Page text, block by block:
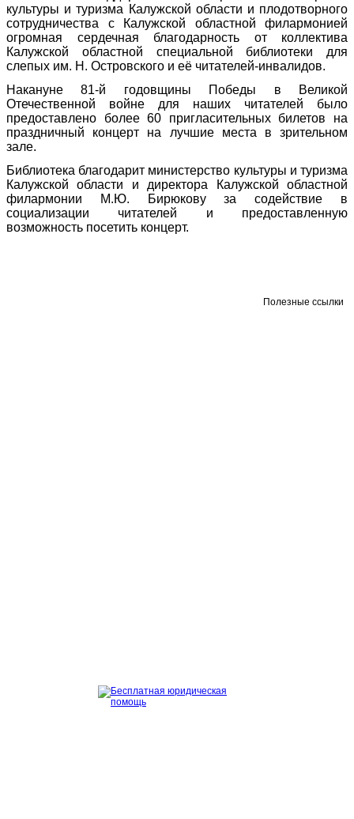
культуры и туризма Калужской области и плодотворного
сотрудничества с Калужской областной филармонией
огромная сердечная благодарность от коллектива
Калужской областной специальной библиотеки для
слепых им. Н. Островского и её читателей-инвалидов.
Накануне 81-й годовщины Победы в Великой
Отечественной войне для наших читателей было
предоставлено более 60 пригласительных билетов на
праздничный концерт на лучшие места в зрительном
зале.
Библиотека благодарит министерство культуры и туризма
Калужской области и директора Калужской областной
филармонии М.Ю. Бирюкову за содействие в
социализации читателей и предоставленную
возможность посетить концерт.
Полезные ссылки